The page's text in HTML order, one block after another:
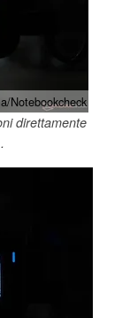
Notebookcheck
direttamente